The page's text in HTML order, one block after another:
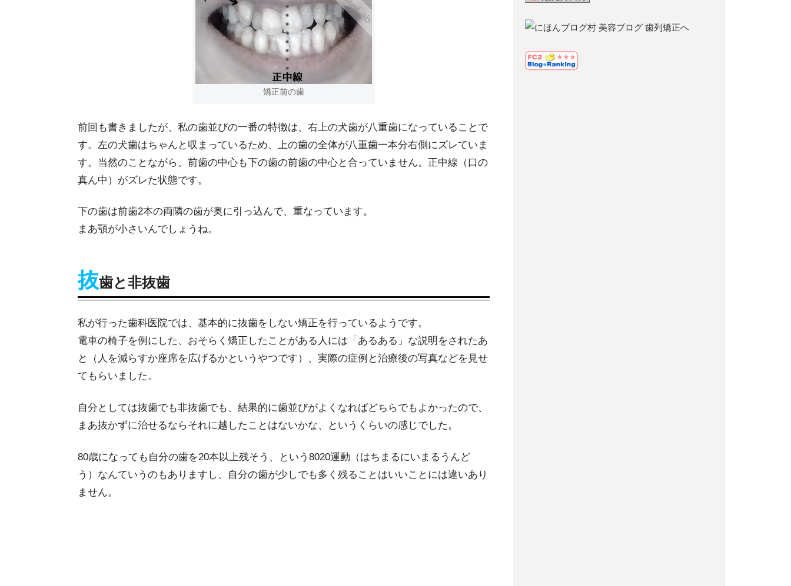
矯正前の歯
前回も書きましたが、私の歯並びの一番の特徴は、右上の犬歯が八重歯になっていることで
す。左の犬歯はちゃんと収まっているため、上の歯の全体が八重歯一本分右側にズレていま
す。当然のことながら、前歯の中心も下の歯の前歯の中心と合っていません。正中線（口の
真ん中）がズレた状態です。
下の歯は前歯2本の両隣の歯が奥に引っ込んで、重なっています。
まあ顎が小さいんでしょうね。
抜歯と非抜歯
私が行った歯科医院では、基本的に抜歯をしない矯正を行っているようです。
電車の椅子を例にした、おそらく矯正したことがある人には「あるある」な説明をされたあ
と（人を減らすか座席を広げるかというやつです）、実際の症例と治療後の写真などを見せ
てもらいました。
自分としては抜歯でも非抜歯でも、結果的に歯並びがよくなればどちらでもよかったので、
まあ抜かずに治せるならそれに越したことはないかな、というくらいの感じでした。
80歳になっても自分の歯を20本以上残そう、という8020運動（はちまるにいまるうんど
う）なんていうのもありますし、自分の歯が少しでも多く残ることはいいことには違いあり
ません。